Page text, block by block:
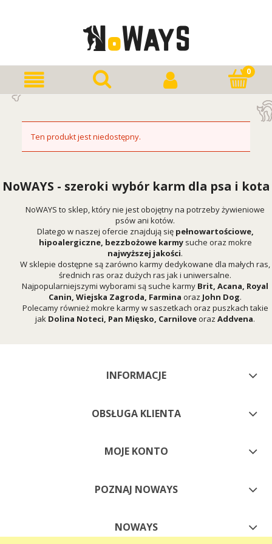
Ten produkt jest niedostępny.
NoWAYS - szeroki wybór karm dla psa i kota
NoWAYS to sklep, który nie jest obojętny na potrzeby żywieniowe
psów ani kotów.
Dlatego w naszej ofercie znajdują się pełnowartościowe,
hipoalergiczne, bezzbożowe karmy suche oraz mokre
najwyższej jakości.
W sklepie dostępne są zarówno karmy dedykowane dla małych ras,
średnich ras oraz dużych ras jak i uniwersalne.
Najpopularniejszymi wyborami są suche karmy Brit, Acana, Royal
Canin, Wiejska Zagroda, Farmina oraz John Dog.
Polecamy również mokre karmy w saszetkach oraz puszkach takie
jak Dolina Noteci, Pan Mięsko, Carniloveoraz Addvena.
INFORMACJE
OBSŁUGA KLIENTA
MOJE KONTO
POZNAJ NOWAYS
NOWAYS